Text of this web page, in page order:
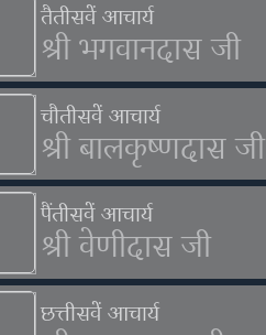
तैतीसवें आचार्य
श्री भगवानदास जी
चौतीसवें आचार्य
श्री बालकृष्णदास जी
पैंतीसवें आचार्य
श्री वेणीदास जी
छत्तीसवें आचार्य